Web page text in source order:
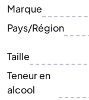
Marque
Pays/Région
Taille
Teneur en
alcool